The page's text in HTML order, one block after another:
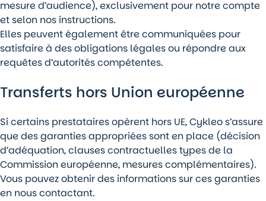
mesure d’audience), exclusivement pour notre compte
et selon nos instructions.
Elles peuvent également être communiquées pour
satisfaire à des obligations légales ou répondre aux
requêtes d’autorités compétentes.
Transferts hors Union européenne
Si certains prestataires opèrent hors UE, Cykleo s’assure
que des garanties appropriées sont en place (décision
d’adéquation, clauses contractuelles types de la
Commission européenne, mesures complémentaires).
Vous pouvez obtenir des informations sur ces garanties
en nous contactant.